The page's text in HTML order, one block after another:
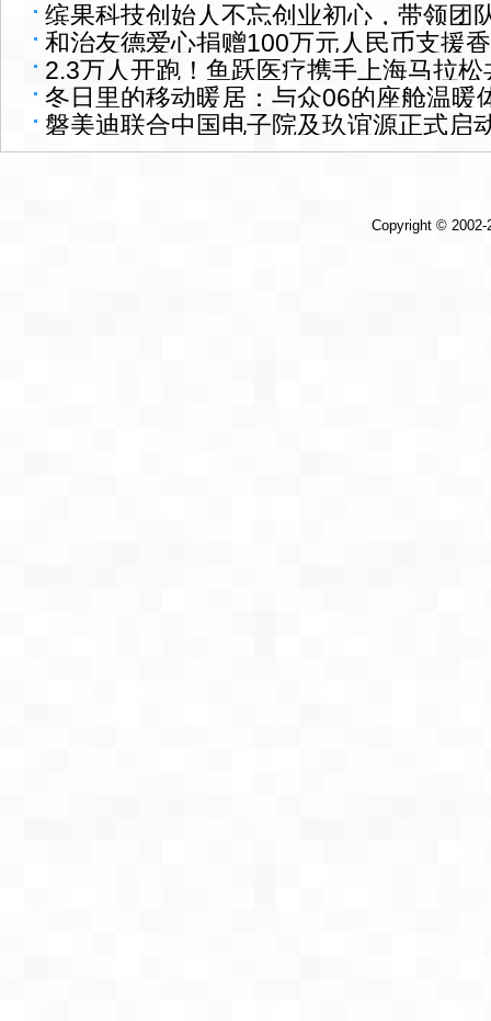
缤果科技创始人不忘创业初心，带领团
个孩子都能享科学教育
和治友德爱心捐赠100万元人民币支援
建设
2.3万人开跑！鱼跃医疗携手上海马拉
冬日里的移动暖居：与众06的座舱温暖
磐美迪联合中国电子院及玖谊源正式启
产示范项目
Copyright ©